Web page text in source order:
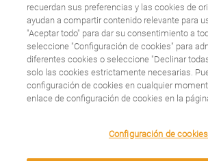
La diplomatura
UCM para dar
las
recuerdan sus preferencias y las cookies de
ayudan a compartir contenido relevante para
"Aceptar todo" para dar su consentimiento a
seleccione "Configuración de cookies" para
diferentes cookies o seleccione "Declinar
solo las cookies estrictamente necesarias.
configuración de cookies en cualquier
enlace de configuración de cookies en la
Configuración de cookies
We use cookies on this site to enhance